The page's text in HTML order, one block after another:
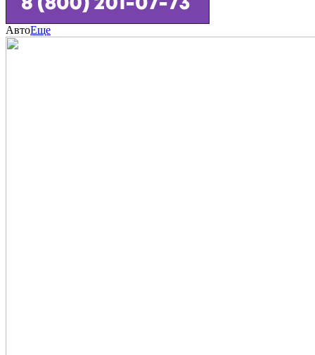
АвтоЕще